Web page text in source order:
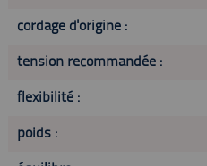
cordage d'origine :
tension recommandée :
flexibilité :
poids :